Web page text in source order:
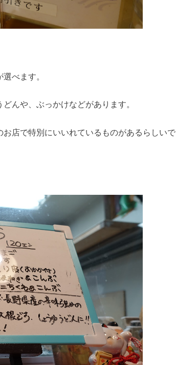
べます。
んや、ぶっかけなどがあります。
店で特別にいいれているものがあるらしいで